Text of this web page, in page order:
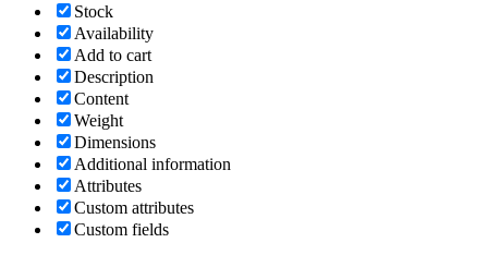
Stock
Availability
Add to cart
Description
Content
Weight
Dimensions
Additional information
Attributes
Custom attributes
Custom fields